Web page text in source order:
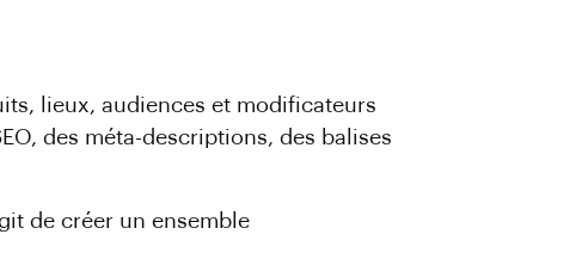
lieux, audiences et modificateurs
des méta-descriptions, des balises
de créer un ensemble